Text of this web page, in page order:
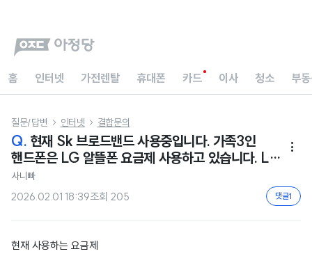
홈 인터넷 가전렌탈 휴대폰 카드 이사 청소 부
질문/답변  인터넷  결합문의
Q. 현재 Sk 브로드밴드 사용중입니다. 가족3인
핸드폰은 LG 알뜰폰 요금제 사용하고 있습니다. LG
인터넷으로 변경하고자 합니다.

사니빠
2026.02.01 18:39조회 205 댓글1
현재 사용하는 요금제